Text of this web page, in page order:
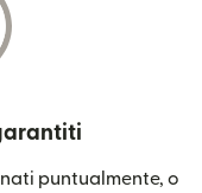
puntualmente, o